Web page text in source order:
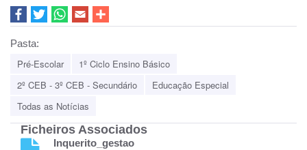
Pasta:
Pré-Escolar
1º Ciclo Ensino Básico
2º CEB - 3º CEB - Secundário
Educação Especial
Todas as Notícias
Ficheiros Associados
Inquerito_gestao